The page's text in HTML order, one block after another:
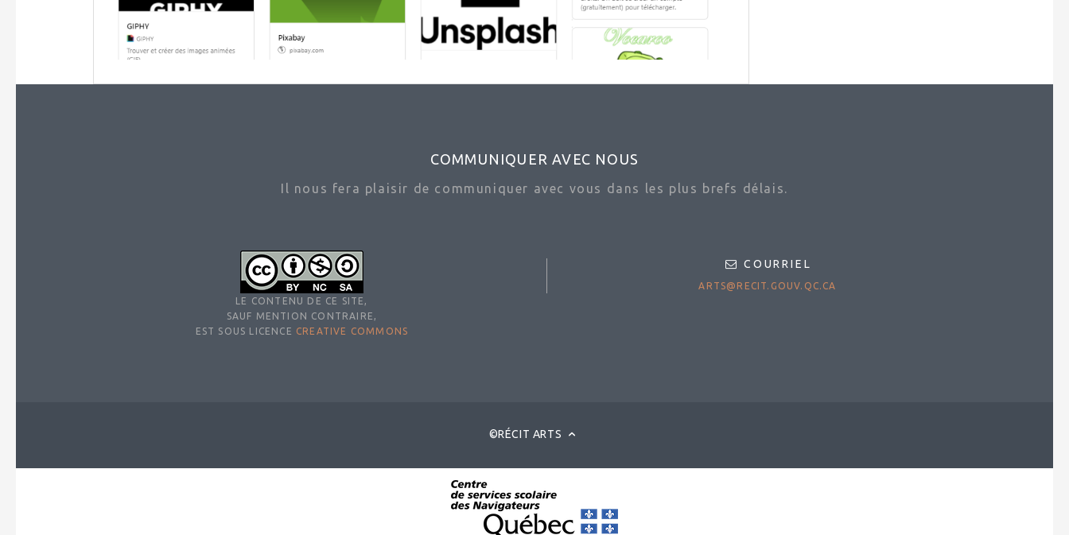
COMMUNIQUER AVEC NOUS
Il nous fera plaisir de communiquer avec vous dans les plus brefs délais.
LE CONTENU DE CE SITE,
SAUF MENTION CONTRAIRE,
EST SOUS LICENCE CREATIVE COMMONS
COURRIEL
ARTS@RECIT.GOUV.QC.CA
©RÉCIT ARTS